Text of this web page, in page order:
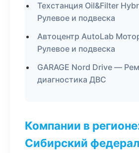
Техстанция Oil&Filter
Рулевое и подвеска
Автоцентр AutoLab
Рулевое и подвеска
GARAGE Nord Drive —
диагностика ДВС
Компании в
Сибирский